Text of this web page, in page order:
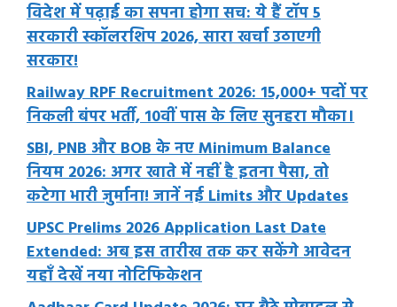
विदेश में पढ़ाई का सपना होगा सच: ये हैं टॉप 5
सरकारी स्कॉलरशिप 2026, सारा खर्चा उठाएगी
सरकार!
Railway RPF Recruitment 2026: 15,000+ पदों पर
निकली बंपर भर्ती, 10वीं पास के लिए सुनहरा मौका।
SBI, PNB और BOB के नए Minimum Balance
नियम 2026: अगर खाते में नहीं है इतना पैसा, तो
कटेगा भारी जुर्माना! जानें नई Limits और Updates
UPSC Prelims 2026 Application Last Date
Extended: अब इस तारीख तक कर सकेंगे आवेदन
यहाँ देखें नया नोटिफिकेशन